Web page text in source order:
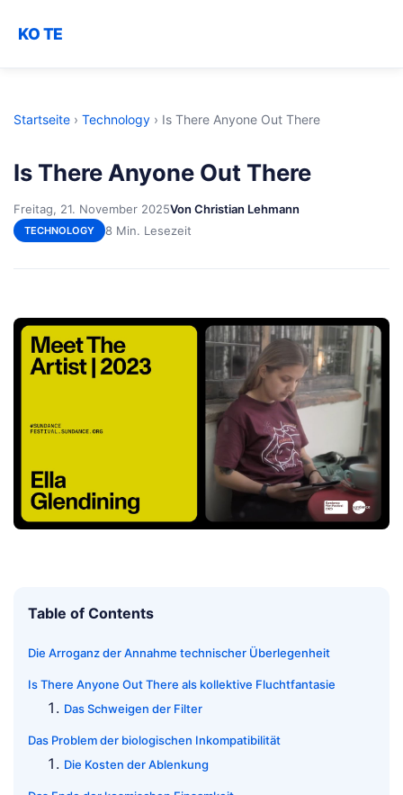
KO TE
Startseite › Technology › Is There Anyone Out There
Is There Anyone Out There
Freitag, 21. November 2025Von Christian Lehmann
TECHNOLOGY 8 Min. Lesezeit
Table of Contents
Die Arroganz der Annahme technischer Überlegenheit
Is There Anyone Out There als kollektive Fluchtfantasie
Das Schweigen der Filter
Das Problem der biologischen Inkompatibilität
Die Kosten der Ablenkung